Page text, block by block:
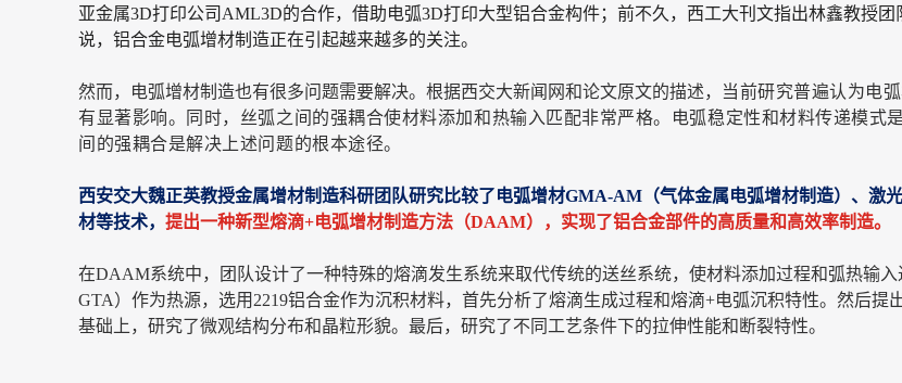
亚金属3D打印公司AML3D的合作，借助电弧3D打印大型铝合金构件；前不久，西工大刊文指出林鑫教授
说，铝合金电弧增材制造正在引起越来越多的关注。
然而，电弧增材制造也有很多问题需要解决。根据西交大新闻网和论文原文的描述，
当前研究普遍认为电
有显著影响。同时，丝弧之间的强耦合使材料添加和热输入匹配非常严格。电弧稳定性和材料传递模式
间的强耦合是解决上述问题的根本途径。
西安交大魏正英教授金属增材制造科研团队研究比较了电弧增材GMA-AM（气体金属电弧增材制造）、
材等技术， 提出一种新型熔滴+电弧增材制造方法（DAAM），实现了铝合金部件的高质量和高效率制造。
在DAAM系统中，团队设计了一种特殊的熔滴发生系统来取代传统的送丝系统，使材料添加过程和弧热输
GTA）作为热源，选用2219铝合金作为沉积材料，首先分析了熔滴生成过程和熔滴+电弧沉积特性。然后
基础上，研究了微观结构分布和晶粒形貌。最后，研究了不同工艺条件下的拉伸性能和断裂特性。